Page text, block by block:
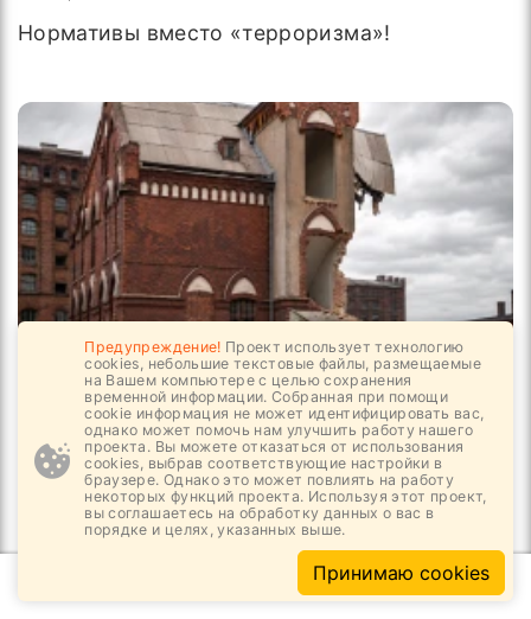
Нормативы вместо «терроризма»!
10 1054
04.08, 10:31
Убит уникальный объект архитектуры
Предупреждение! Проект использует технологию
cookies, небольшие текстовые файлы, размещаемые
на Вашем компьютере с целью сохранения
временной информации. Собранная при помощи
cookie информация не может идентифицировать вас,
однако может помочь нам улучшить работу нашего
проекта. Вы можете отказаться от использования
cookies, выбрав соответствующие настройки в
браузере. Однако это может повлиять на работу
некоторых функций проекта. Используя этот проект,
вы соглашаетесь на обработку данных о вас в
порядке и целях, указанных выше.
Принимаю cookies